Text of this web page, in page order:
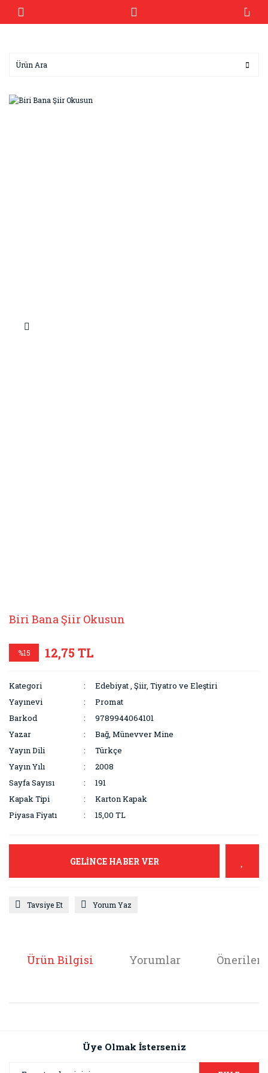
Biri Bana Şiir Okusun
%15 12,75 TL
Kategori Edebiyat,Şiir, Tiyatro ve Eleştiri
Yayınevi
Promat
Barkod
9789944064101
Yazar
Bağ, Münevver Mine
Yayın Dili
Türkçe
Yayın Yılı
2008
Sayfa Sayısı
191
Kapak Tipi
Karton Kapak
Piyasa Fiyatı
15,00 TL
GELİNCE HABER VER
Tavsiye Et Yorum Yaz
Ürün Bilgisi Yorumlar
Görüş ve önerileriniz için teşekkür ederiz.
Üye Olmak İsterseniz